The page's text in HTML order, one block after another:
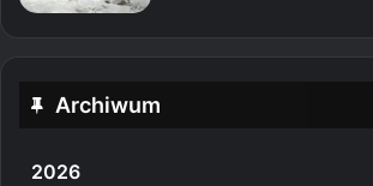
Archiwum
2026